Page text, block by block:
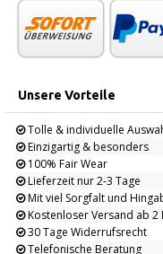
Unsere Vorteile
Tolle & individuelle
Einzigartig & besonders
100% Fair Wear
Lieferzeit nur 2-3 Tage
Mit viel Sorgfalt und
Kostenloser Versand ab 2
30 Tage Widerrufsrecht
Telefonische Beratung